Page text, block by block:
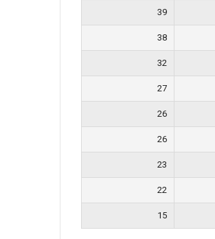
39
38
32
27
26
26
23
22
15